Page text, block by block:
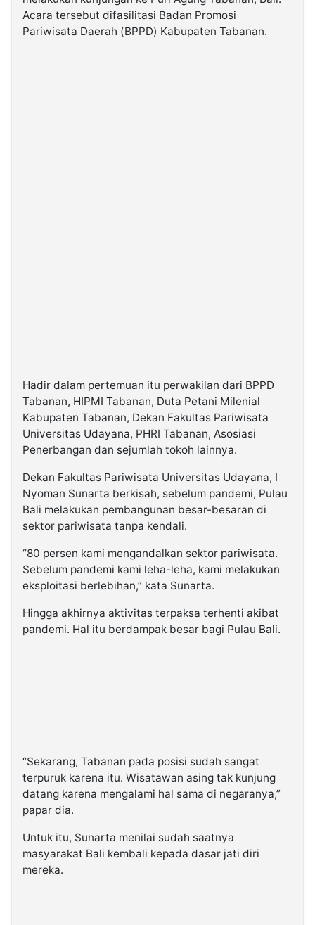
Kabarbaru.co
2026
Acara tersebut difasilitasi Badan Promosi
Pariwisata Daerah (BPPD) Kabupaten Tabanan.
Hadir dalam pertemuan itu perwakilan dari BPPD
Tabanan, HIPMI Tabanan, Duta Petani Milenial
Kabupaten Tabanan, Dekan Fakultas Pariwisata
Universitas Udayana, PHRI Tabanan, Asosiasi
Penerbangan dan sejumlah tokoh lainnya.
Dekan Fakultas Pariwisata Universitas Udayana, I
Nyoman Sunarta berkisah, sebelum pandemi, Pulau
Bali melakukan pembangunan besar-besaran di
sektor pariwisata tanpa kendali.
“80 persen kami mengandalkan sektor pariwisata.
Sebelum pandemi kami leha-leha, kami melakukan
eksploitasi berlebihan,” kata Sunarta.
Hingga akhirnya aktivitas terpaksa terhenti akibat
pandemi. Hal itu berdampak besar bagi Pulau Bali.
“Sekarang, Tabanan pada posisi sudah sangat
terpuruk karena itu. Wisatawan asing tak kunjung
datang karena mengalami hal sama di negaranya,”
papar dia.
Untuk itu, Sunarta menilai sudah saatnya
masyarakat Bali kembali kepada dasar jati diri
mereka.